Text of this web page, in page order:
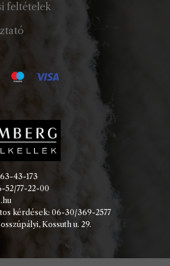
feltételek
43-173
52/77-22-00
kérdések: 06-30/369-2577
Kossuth u. 29.